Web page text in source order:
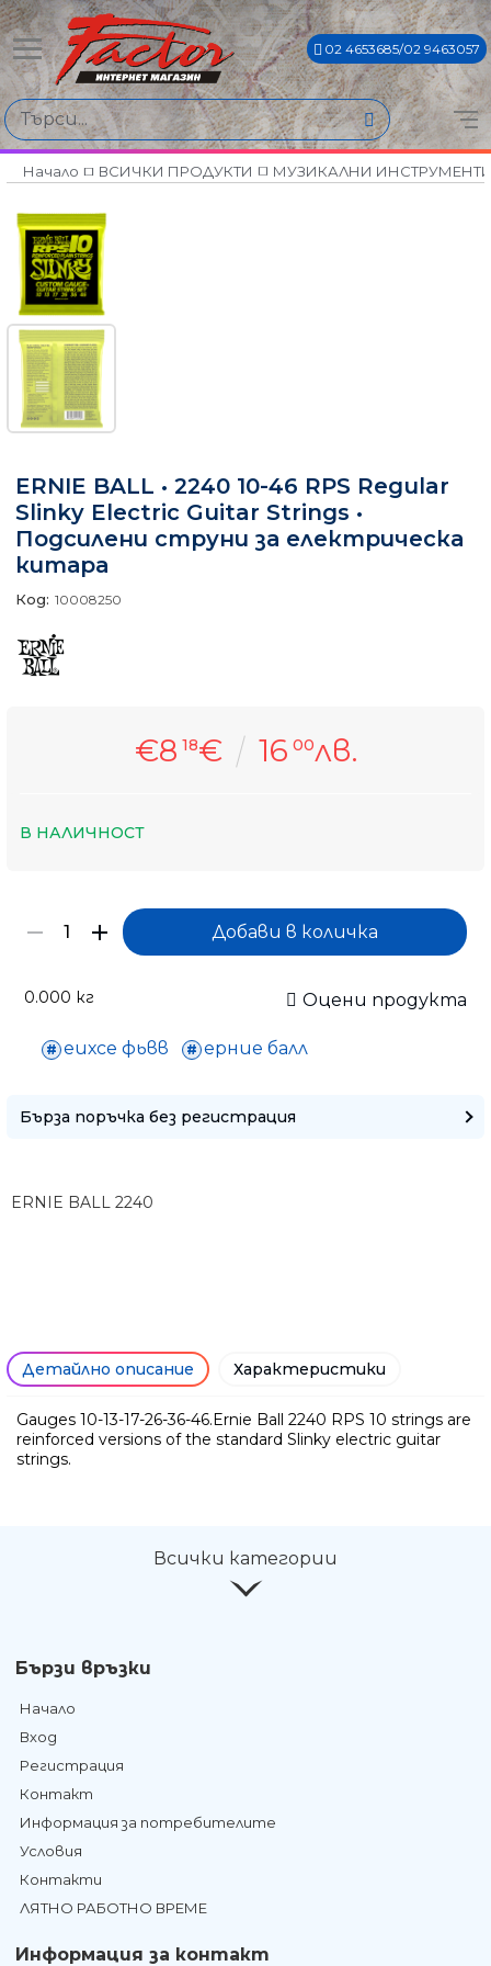
02 4653685/02 9463057
Начало ВСИЧКИ ПРОДУКТИ МУЗИКАЛНИ
ERNIE BALL • 2240 10-46 RPS Regular
Slinky Electric Guitar Strings •
Подсилени струни за електрическа
китара
Код: 10008250
€8 18€ 16 00лв.
В НАЛИЧНОСТ
0.000 кг Оцени продукта
еихсе фьвв ерние балл
Бърза поръчка без регистрация
Ние ще се свържем с вас в
ERNIE BALL 2240
Детайлно описание Характеристики
Gauges 10-13-17-26-36-46.Ernie Ball 2240 RPS 10 strings are
reinforced versions of the standard Slinky electric guitar
strings.
Всички категории
Бързи връзки
Начало
Вход
Регистрация
Контакт
Информация за потребителите
Условия
Контакти
ЛЯТНО РАБОТНО ВРЕМЕ
Информация за контакт